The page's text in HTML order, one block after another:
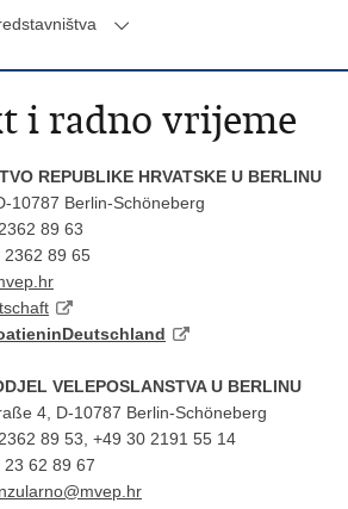
i radno vrijeme
REPUBLIKE HRVATSKE U BERLINU
10787 Berlin-Schöneberg
89 63
2362 89 65
VELEPOSLANSTVA U BERLINU
4, D-10787 Berlin-Schöneberg
89 53, +49 30 2191 55 14
23 62 89 67